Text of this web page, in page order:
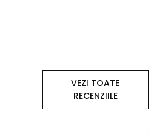
VEZI TOATE
RECENZIILE